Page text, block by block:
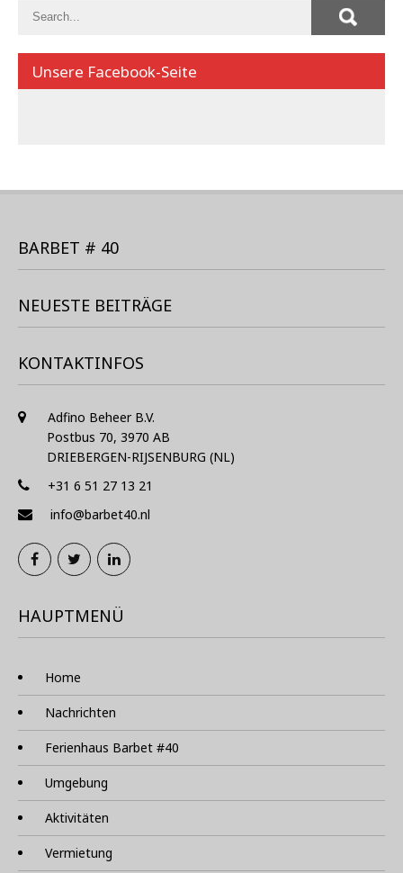
Unsere Facebook-Seite
BARBET # 40
NEUESTE BEITRÄGE
KONTAKTINFOS
Adfino Beheer B.V.
Postbus 70, 3970 AB
DRIEBERGEN-RIJSENBURG (NL)
+31 6 51 27 13 21
info@barbet40.nl
HAUPTMENÜ
Home
Nachrichten
Ferienhaus Barbet #40
Umgebung
Aktivitäten
Vermietung